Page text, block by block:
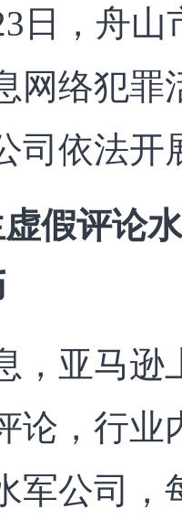
日，舟
网络犯罪
司依法开
假评论
，亚马逊
论，行业
军公司，